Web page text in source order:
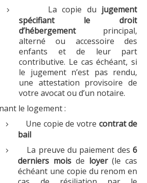
La copie du jugement
spécifiant le droit
d’hébergementprincipal,
alterné ou accessoire des
enfants et de leur part
contributive. Le cas échéant, si
le jugement n’est pas rendu,
une attestation provisoire de
votre avocat ou d’un notaire.
le logement :
Une copie de votre contrat de
bail
La preuve du paiement des6
derniers mois de loyer(le cas
échéant une copie du renom en